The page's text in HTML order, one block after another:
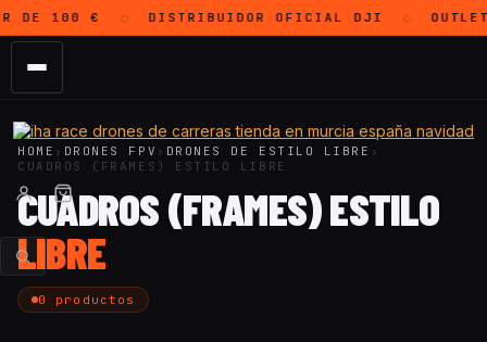
DE 100 € ◇ DISTRIBUIDOR OFICIAL DJI ◇ OUTLET
HOME › DRONES FPV › DRONES DE ESTILO LIBRE ›
CUADROS (FRAMES) ESTILO LIBRE
CUADROS (FRAMES) ESTILO
LIBRE
0 productos